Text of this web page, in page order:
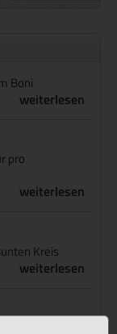
Boni
weiterlesen
pro
weiterlesen
Kreis
weiterlesen